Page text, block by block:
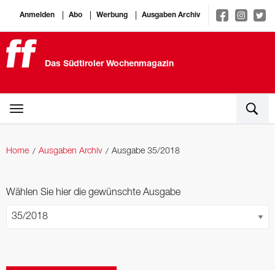
Anmelden Abo Werbung Ausgaben Archiv
Das Südtiroler Wochenmagazin
Home Ausgaben Archiv Ausgabe 35/2018
Wählen Sie hier die gewünschte Ausgabe